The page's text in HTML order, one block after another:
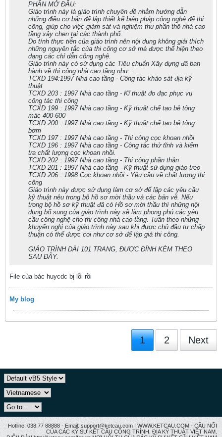
PHẦN MỞ ĐẦU:
Giáo trình này là giáo trình chuyên đề nhằm hướng dẫn
những điều cơ bản để lập thiết kế biện pháp công nghệ để thi
công, giúp cho việc giám sát và nghiệm thu phần thô nhà cao
tầng xây chen tại các thành phố.
Do tính thực tiễn của giáo trình nên nội dung không giải thích
những nguyên tắc của thi công cơ sở mà được thể hiện theo
dạng các chỉ dẫn công nghệ.
Giáo trình này có sử dụng các Tiêu chuẩn Xây dựng đã ban
hành về thi công nhà cao tầng như :
TCXD 194:1997 Nhà cao tầng - Công tác khảo sát địa kỹ
thuật
TCXD 203 : 1997 Nhà cao tầng - Kĩ thuật đo đạc phục vụ
công tác thi công
TCXD 199 : 1997 Nhà cao tầng - Kỹ thuật chế tạo bê tông
mác 400-600
TCXD 200 : 1997 Nhà cao tầng - Kỹ thuật chế tạo bê tông
bơm
TCXD 197 : 1997 Nhà cao tầng - Thi công cọc khoan nhồi
TCXD 196 : 1997 Nhà cao tầng - Công tác thử tĩnh và kiểm
tra chất lượng cọc khoan nhồi.
TCXD 202 : 1997 Nhà cao tầng - Thi công phần thân
TCXD 201 : 1997 Nhà cao tầng - Kỹ thuật sử dụng giáo treo
TCXD 206 : 1998 Cọc khoan nhồi - Yêu cầu về chất lượng thi
công
Giáo trình này được sử dụng làm cơ sở để lập các yêu cầu
kỹ thuật nêu trong bộ hồ sơ mời thầu và các bản vẽ. Nếu
trong bộ hồ sơ kỹ thuật đã có Hồ sơ mời thầu thì những nội
dung bổ sung của giáo trình này sẽ làm phong phú các yêu
cầu công nghệ cho thi công nhà cao tầng. Tuân theo những
khuyến nghị của giáo trình này sau khi được chủ đầu tư chấp
thuận có thể được coi như cơ sở để lập giá thi công.
GIÁO TRÌNH DÀI 101 TRANG, ĐƯỢC ĐÍNH KÈM THEO
SAU ĐÂY.
File của bác huycdc bị lỗi rồi
My blog
1 2 Next
Hotline: 038.77 88888 - Email: support@ketcau.com | WWW.KETCAU.COM - CẦU NỐI
CỦA CÁC KỸ SƯ KẾT CẤU CÔNG TRÌNH, ĐỊA KỸ THUẬT VIỆT NAM.